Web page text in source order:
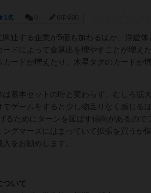
1名 0 6年弱前
関連する企業が5個も加わるほか、浮遊
ードによって金算出を増やすことが増え
カードが増えたり、木星タグのカードが
は基本セットの時と変わらず、むしろ拡
でゲームをすると少し物足りなく感じる
るためにターンを延ばす傾向があるので
ングマーズにはまっていて拡張を買うか
をお勧めします。
ついて